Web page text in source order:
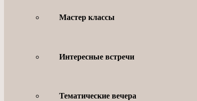
Мастер классы
Интересные встречи
Тематические вечера